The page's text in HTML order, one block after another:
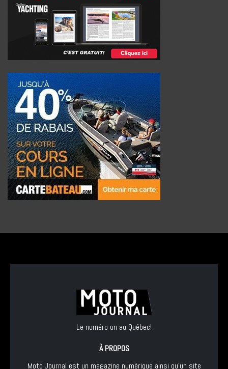
Le numéro un au Québec!
À PROPOS
Moto Journal est un magazine numérique ainsi qu'un site